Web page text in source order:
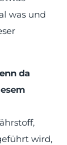
was und
da
wird,